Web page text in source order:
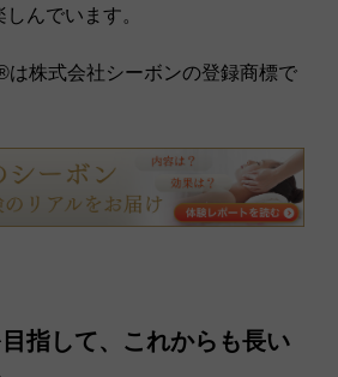
んでいます。
は株式会社シーボンの登録商標で
指して、これからも長い